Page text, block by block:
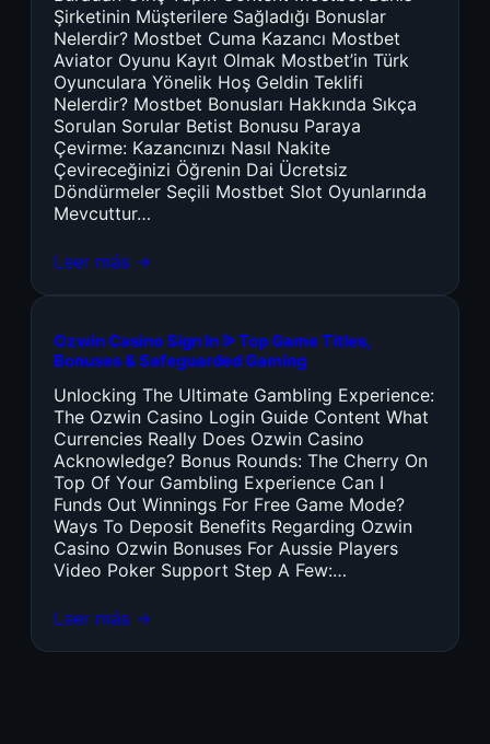
Şirketinin Müşterilere Sağladığı Bonuslar
Nelerdir? Mostbet Cuma Kazancı Mostbet
Aviator Oyunu Kayıt Olmak Mostbet’in Türk
Oyunculara Yönelik Hoş Geldin Teklifi
Nelerdir? Mostbet Bonusları Hakkında Sıkça
Sorulan Sorular Betist Bonusu Paraya
Çevirme: Kazancınızı Nasıl Nakite
Çevireceğinizi Öğrenin Dai Ücretsiz
Döndürmeler Seçili Mostbet Slot Oyunlarında
Mevcuttur…
Leer más →
Ozwin Casino Sign In ᐉ Top Game Titles,
Bonuses & Safeguarded Gaming
Unlocking The Ultimate Gambling Experience:
The Ozwin Casino Login Guide Content What
Currencies Really Does Ozwin Casino
Acknowledge? Bonus Rounds: The Cherry On
Top Of Your Gambling Experience Can I
Funds Out Winnings For Free Game Mode?
Ways To Deposit Benefits Regarding Ozwin
Casino Ozwin Bonuses For Aussie Players
Video Poker Support Step A Few:…
Leer más →